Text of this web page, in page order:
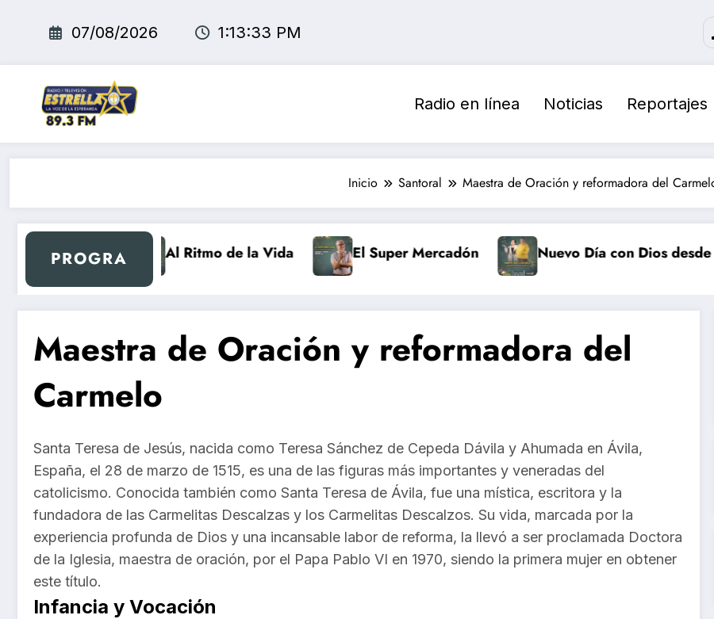
07/08/2026 1:13:34 PM
Radio en línea Noticias Reportajes
Inicio Santoral Maestra de Oración y reformadora del
PROGRAAl Ritmo de la Vida El Super Mercadón Nuevo Día con Dios desde
Maestra de Oración y reformadora del
Carmelo
Santa Teresa de Jesús, nacida como Teresa Sánchez de Cepeda Dávila y Ahumada en Ávila,
España, el 28 de marzo de 1515, es una de las figuras más importantes y veneradas del
catolicismo. Conocida también como Santa Teresa de Ávila, fue una mística, escritora y la
fundadora de las Carmelitas Descalzas y los Carmelitas Descalzos. Su vida, marcada por la
experiencia profunda de Dios y una incansable labor de reforma, la llevó a ser proclamada Doctora
de la Iglesia, maestra de oración, por el Papa Pablo VI en 1970, siendo la primera mujer en obtener
este título.
Infancia y Vocación